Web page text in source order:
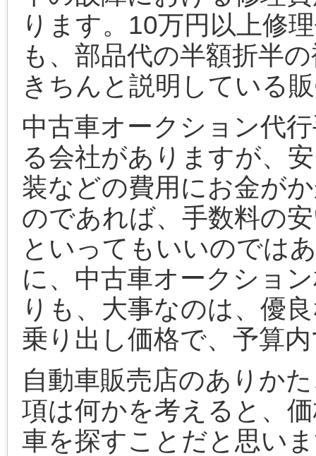
ります。10万円以上修
も、部品代の半額折半
きちんと説明している
中古車オークション代
る会社がありますが、
装などの費用にお金が
のであれば、手数料の
といってもいいのでは
に、中古車オークショ
りも、大事なのは、優
乗り出し価格で、予算
自動車販売店のありか
項は何かを考えると、
車を探すことだと思い